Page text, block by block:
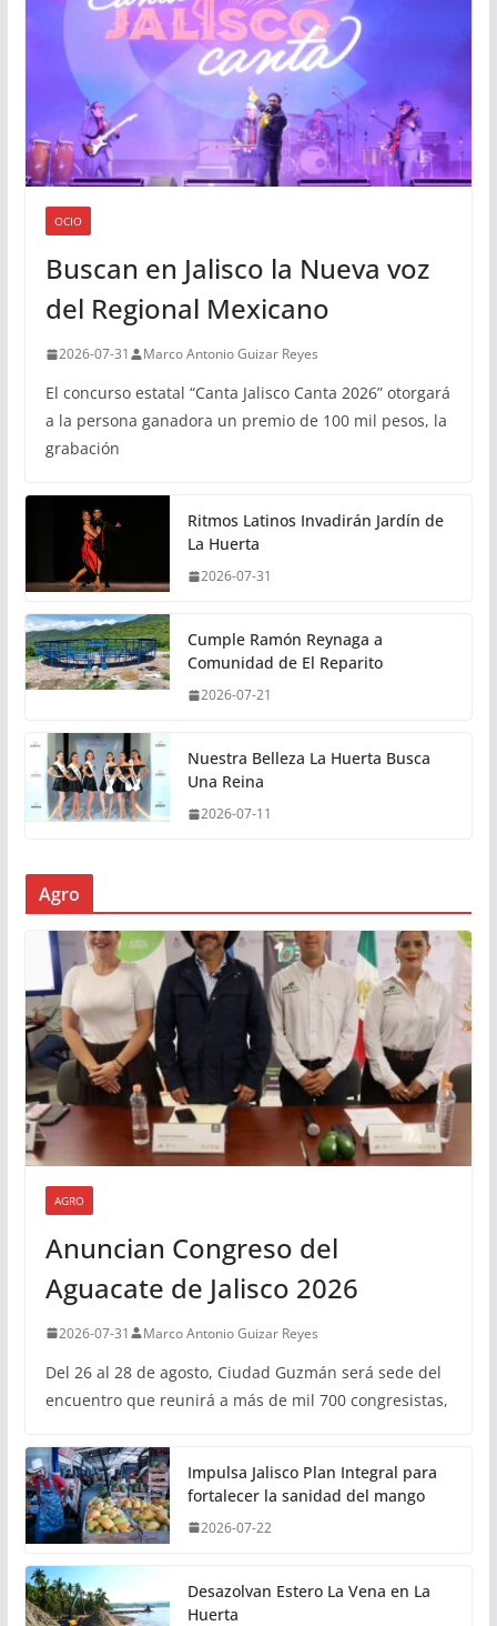
OCIO
Buscan en Jalisco la Nueva voz
del Regional Mexicano
2026-07-31 Marco Antonio Guizar Reyes
El concurso estatal “Canta Jalisco Canta 2026” otorgará
a la persona ganadora un premio de 100 mil pesos, la
grabación
Ritmos Latinos Invadirán Jardín de
La Huerta
2026-07-31
Cumple Ramón Reynaga a
Comunidad de El Reparito
2026-07-21
Nuestra Belleza La Huerta Busca
Una Reina
2026-07-11
Agro
AGRO
Anuncian Congreso del
Aguacate de Jalisco 2026
2026-07-31 Marco Antonio Guizar Reyes
Del 26 al 28 de agosto, Ciudad Guzmán será sede del
encuentro que reunirá a más de mil 700 congresistas,
Impulsa Jalisco Plan Integral para
fortalecer la sanidad del mango
2026-07-22
Desazolvan Estero La Vena en La
Huerta